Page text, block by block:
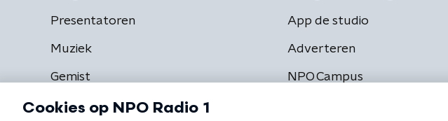
Presentatoren
Muziek
Gemist
App de studio
Adverteren
NPO Campus